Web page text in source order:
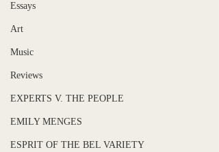
Essays
Art
Music
Reviews
EXPERTS V. THE PEOPLE
EMILY MENGES
ESPRIT OF THE BEL VARIETY